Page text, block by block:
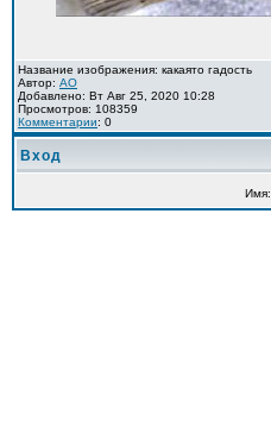
Название изображения: какаято гадость
Автор: AO
Добавлено: Вт Авг 25, 2020 10:28
Просмотров: 108359
Комментарии: 0
Вход
Имя: